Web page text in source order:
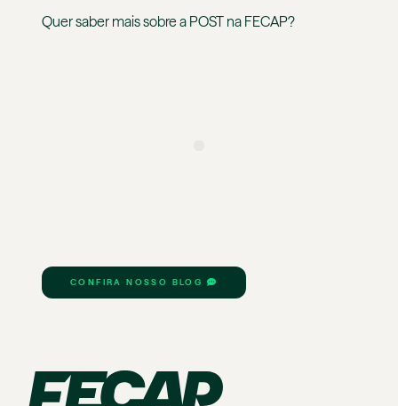
Quer saber mais sobre a POST na FECAP?
CONFIRA NOSSO BLOG